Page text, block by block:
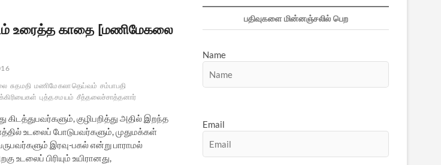
உரைத்த காதை [மணிமேகலை
சுதமதி மணிமேகலா தெய்வம் சம்பாபதி
புத்த சமயம் சீத்தலைச்சாத்தனார்
குழிபறித்து அதில் இறந்த
உடலைப் போடுபவர்களும், முதுமக்கள்
இரவு-பகல் என்று பாராமல்
பிரியும் உயிரானது,
பதிவுகளை மின்னஞ்சலில் பெற
Name
Email